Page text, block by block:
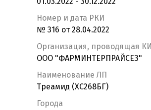
Номер и дата РКИ
№ 316 от 28.04.2022
Организация, проводящая КИ
ООО "ФАРМИНТЕРПРАЙСЕЗ"
Наименование ЛП
Треамид (ХС268БГ)
Города